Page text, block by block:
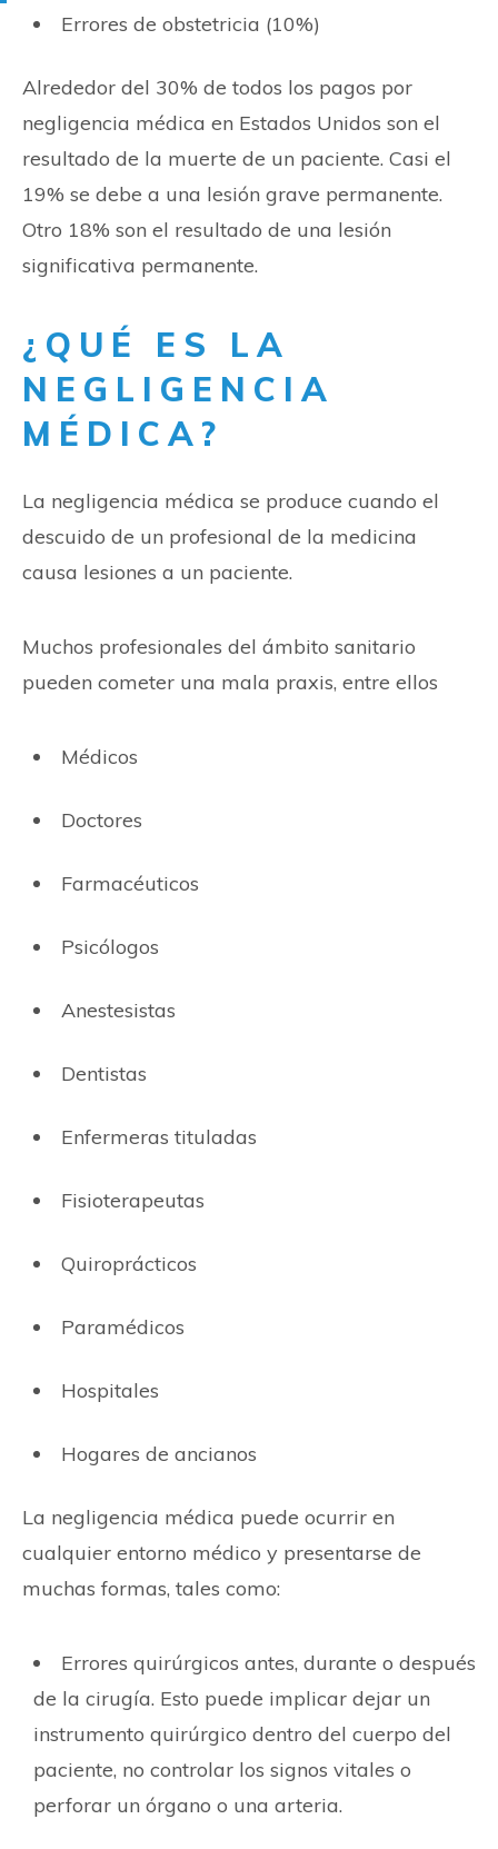
Errores de obstetricia (10%)
Alrededor del 30% de todos los pagos por
negligencia médica en Estados Unidos son el
resultado de la muerte de un paciente. Casi el
19% se debe a una lesión grave permanente.
Otro 18% son el resultado de una lesión
significativa permanente.
¿QUÉ ES LA
NEGLIGENCIA
MÉDICA?
La negligencia médica se produce cuando el
descuido de un profesional de la medicina
causa lesiones a un paciente.
Muchos profesionales del ámbito sanitario
pueden cometer una mala praxis, entre ellos
Médicos
Doctores
Farmacéuticos
Psicólogos
Anestesistas
Dentistas
Enfermeras tituladas
Fisioterapeutas
Quiroprácticos
Paramédicos
Hospitales
Hogares de ancianos
La negligencia médica puede ocurrir en
cualquier entorno médico y presentarse de
muchas formas, tales como:
Errores quirúrgicos antes, durante o después
de la cirugía. Esto puede implicar dejar un
instrumento quirúrgico dentro del cuerpo del
paciente, no controlar los signos vitales o
perforar un órgano o una arteria.